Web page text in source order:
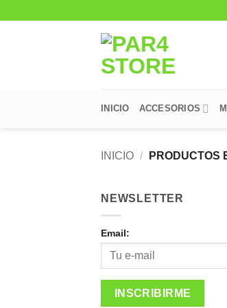
INICIO ACCESORIOS
INICIO / PRODUCTOS
NEWSLETTER
Email: